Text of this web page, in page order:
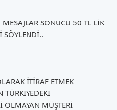
SONUCU 50 TL LİK
SÖYLENDİ..
İTİRAF ETMEK
TÜRKİYEDEKİ
OLMAYAN MÜŞTERİ